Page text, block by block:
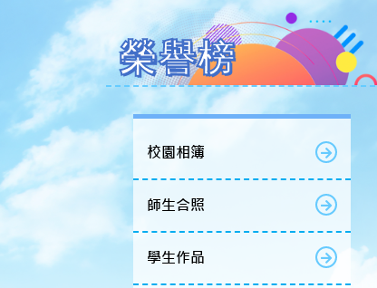
榮譽榜
校園相簿
師生合照
學生作品